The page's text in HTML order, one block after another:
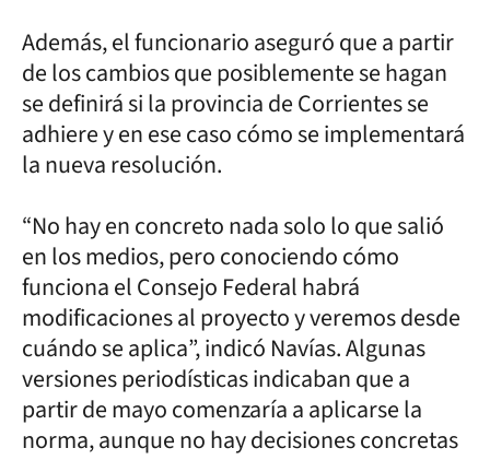
Además, el funcionario aseguró que a partir
de los cambios que posiblemente se hagan
se definirá si la provincia de Corrientes se
adhiere y en ese caso cómo se implementará
la nueva resolución.
“No hay en concreto nada solo lo que salió
en los medios, pero conociendo cómo
funciona el Consejo Federal habrá
modificaciones al proyecto y veremos desde
cuándo se aplica”, indicó Navías. Algunas
versiones periodísticas indicaban que a
partir de mayo comenzaría a aplicarse la
norma, aunque no hay decisiones concretas